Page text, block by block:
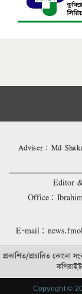
Adviser: Md
Editor
Office:
E-mail:
প্রকাশিত/প্রচারিত কোনো
Copyright ©